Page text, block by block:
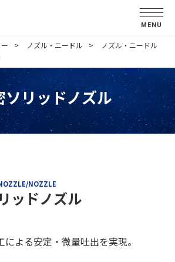
MENU
ノズル・ニードル
ノズル・ニードル
ソリッドノズル
NOZZLE
ッドノズル
による安定・微量吐出を実現。